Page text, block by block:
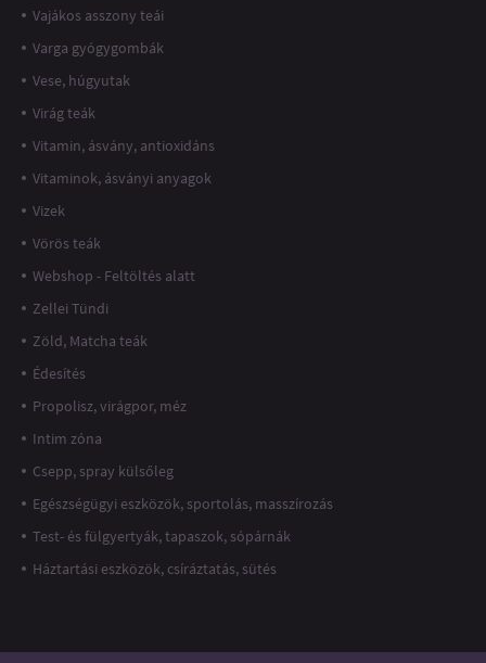
Vajákos asszony teái
Varga gyógygombák
Vese, húgyutak
Virág teák
Vitamin, ásvány, antioxidáns
Vitaminok, ásványi anyagok
Vizek
Vörös teák
Webshop - Feltöltés alatt
Zellei Tündi
Zöld, Matcha teák
Édesítés
Propolisz, virágpor, méz
Intim zóna
Csepp, spray külsőleg
Egészségügyi eszközök, sportolás, masszírozás
Test- és fülgyertyák, tapaszok, sópárnák
Háztartási eszközök, csíráztatás, sütés